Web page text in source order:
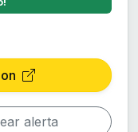
alerta